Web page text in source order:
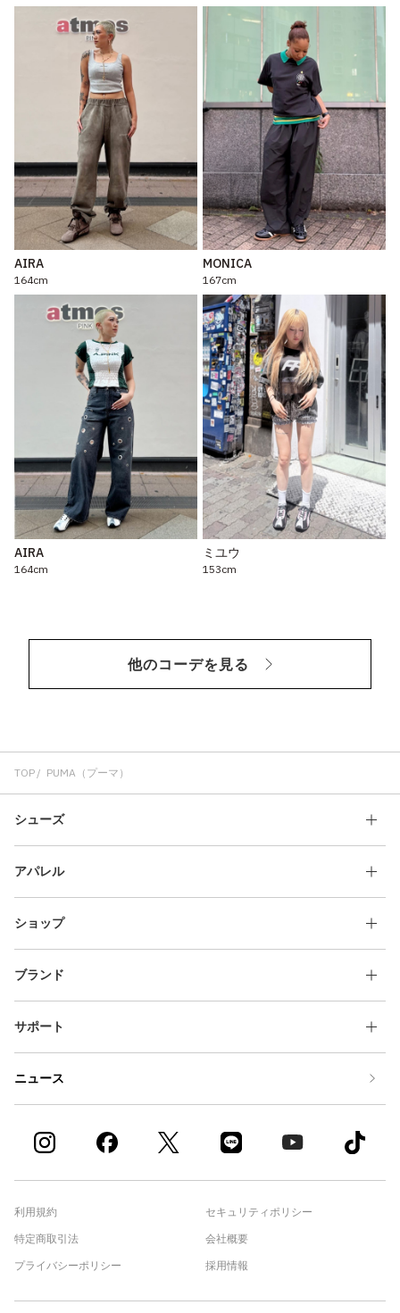
AIRA
164cm
MONICA
167cm
AIRA
164cm
ミユウ
153cm
他のコーデを見る
TOP PUMA（プーマ）
シューズ
アパレル
ショップ
ブランド
サポート
ニュース
利用規約
特定商取引法
プライバシーポリシー
セキュリティポリシー
会社概要
採用情報